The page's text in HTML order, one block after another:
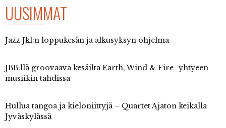
UUSIMMAT
Jazz Jkl:n loppukesän ja alkusyksyn ohjelma
JBB:llä groovaava kesäilta Earth, Wind & Fire -yhtyeen
musiikin tahdissa
Hullua tangoa ja kieloniittyjä – Quartet Ajaton keikalla
Jyväskylässä